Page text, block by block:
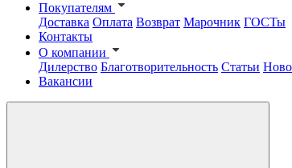
Покупателям
Доставка Оплата Возврат Марочник ГОСТы
Контакты
О компании
Дилерство Благотворительность Статьи
Вакансии